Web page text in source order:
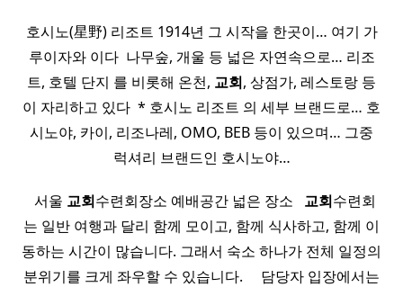
호시노(星野) 리조트 1914년 그 시작을 한곳이… 여기 가
루이자와 이다 ​ 나무숲, 개울 등 넓은 자연속으로… 리조
트, 호텔 단지 를 비롯해 온천, 교회, 상점가, 레스토랑 등
이 자리하고 있다 ​ * 호시노 리조트 의 세부 브랜드로… 호
시노야, 카이, 리조나레, OMO, BEB 등이 있으며… 그중
럭셔리 브랜드인 호시노야…
​ ​ 서울 교회수련회장소 예배공간 넓은 장소 ​ ​ 교회수련회
는 일반 여행과 달리 함께 모이고, 함께 식사하고, 함께 이
동하는 시간이 많습니다. 그래서 숙소 하나가 전체 일정의
분위기를 크게 좌우할 수 있습니다. ​ ​ ​ ​ 담당자 입장에서는